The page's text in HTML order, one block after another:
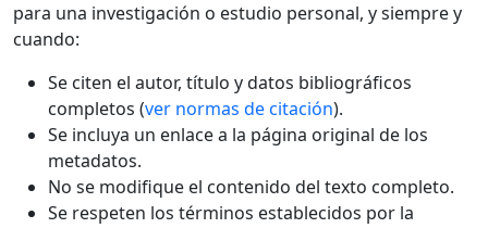
para una investigación o estudio personal, y siempre y
cuando:
Se citen el autor, título y datos bibliográficos
completos (ver normas de citación).
Se incluya un enlace a la página original de los
metadatos.
No se modifique el contenido del texto completo.
Se respeten los términos establecidos por la